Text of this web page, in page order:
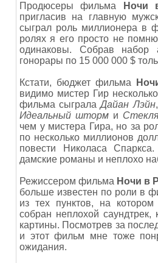
Продюсеры фильма
Ночи
пригласив на главную
сыграл роль миллионера в
ролях я его просто не
одинаковы. Собрав набор
гонорары по 15 000 000 $
Кстати, бюджет фильма
видимо мистер Гир
фильма сыгралаДайан Лэйн
Идеальный шторм и
чем у мистера Гира, но за
по несколько миллионов
повести Николаса
дамские романы и неплохо
Режиссером фильма Ночи в
больше известен по роли в
из тех пунктов, на
собран неплохой
картины. Посмотрев за
и этот фильм мне тоже
ожидания.